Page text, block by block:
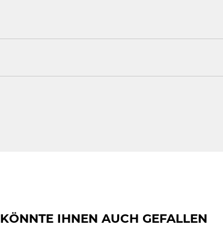
IHNEN AUCH GEFALLEN